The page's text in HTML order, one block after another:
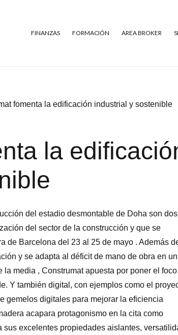
FINANZAS FORMACIÓN AREA BROKER
fomenta la edificación industrial y sostenible
la
del estadio desmontable de Doha son dos
del sector de la construcción y que se
de Barcelona del 23 al 25 de mayo . Además
y se adapta al déficit de mano de obra en un
media , Construmat apuesta por poner el foco
Y también digital, con ejemplos como el
gemelos digitales para mejorar la eficiencia
acapara protagonismo en la cita como
excelentes propiedades aislantes,